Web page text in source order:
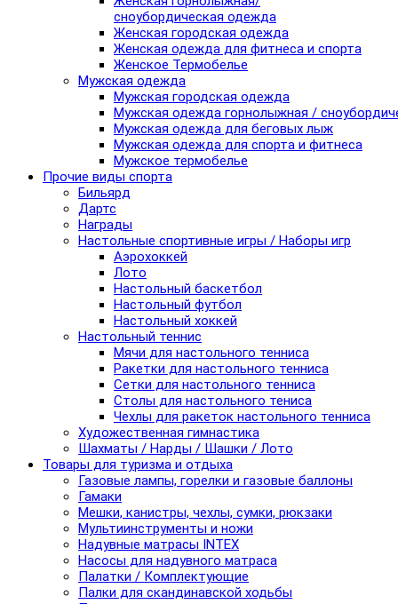
сноубордическая одежда
Женская городская одежда
Женская одежда для фитнеса и спорта
Женское Термобелье
Мужская одежда
Мужская городская одежда
Мужская одежда горнолыжная /
Мужская одежда для беговых лыж
Мужская одежда для спорта и фитнеса
Мужское термобелье
Прочие виды спорта
Бильярд
Дартс
Награды
Настольные спортивные игры / Наборы игр
Аэрохоккей
Лото
Настольный баскетбол
Настольный футбол
Настольный хоккей
Настольный теннис
Мячи для настольного тенниса
Ракетки для настольного тенниса
Сетки для настольного тенниса
Столы для настольного тениса
Чехлы для ракеток настольного тенниса
Художественная гимнастика
Шахматы / Нарды / Шашки / Лото
Товары для туризма и отдыха
Газовые лампы, горелки и газовые баллоны
Гамаки
Мешки, канистры, чехлы, сумки, рюкзаки
Мультиинструменты и ножи
Надувные матрасы INTEX
Насосы для надувного матраса
Палатки / Комплектующие
Палки для скандинавской ходьбы